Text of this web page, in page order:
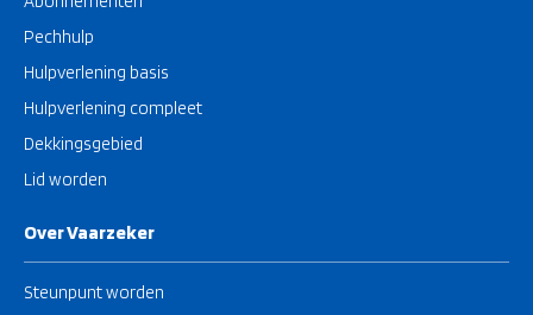
Pechhulp
Hulpverlening basis
Hulpverlening compleet
Dekkingsgebied
Lid worden
Over Vaarzeker
Steunpunt worden